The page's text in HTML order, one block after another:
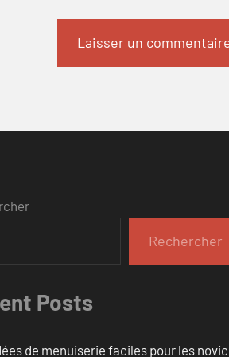
Rechercher
Posts
de menuiserie faciles pour les